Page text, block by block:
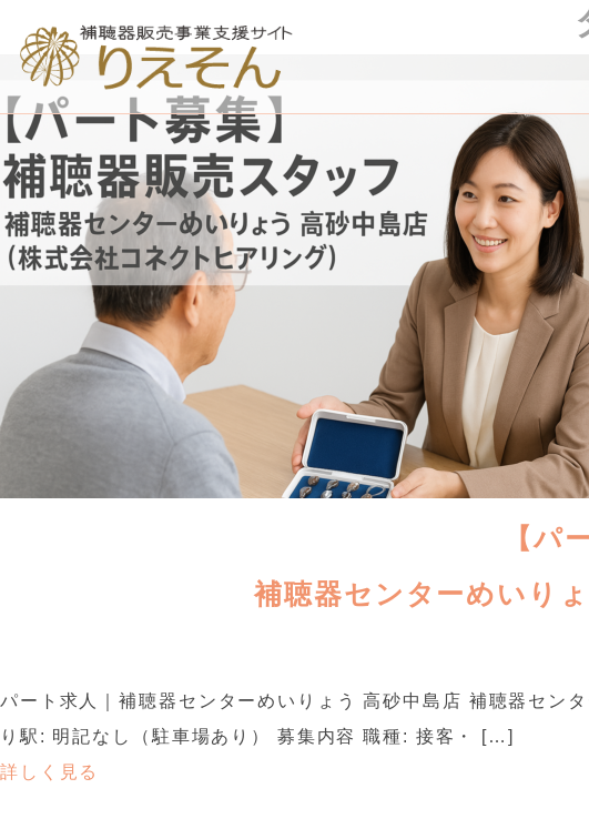
【パ
補聴器センターめいり
パート求人｜補聴器センターめいりょう 高砂中島店 補聴器セン
り駅: 明記なし（駐車場あり） 募集内容 職種: 接客・ […]
詳しく見る